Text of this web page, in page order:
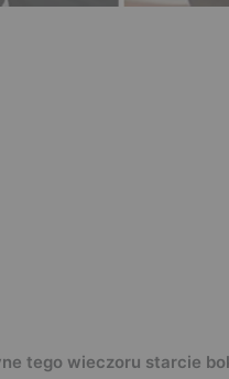
tego wieczoru starcie